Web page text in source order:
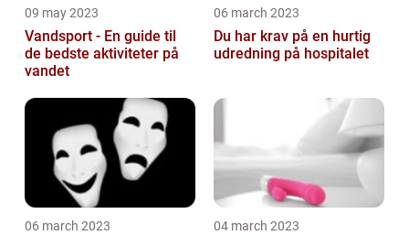
09 may 2023
Vandsport - En guide til
de bedste aktiviteter på
vandet
06 march 2023
Du har krav på en hurtig
udredning på hospitalet
06 march 2023 04 march 2023